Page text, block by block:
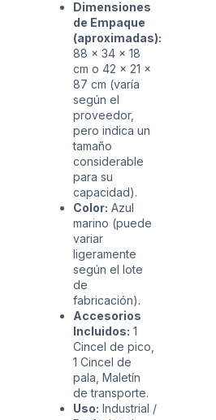
Dimensiones
de Empaque
(aproximadas):
88 x 34 x 18
cm o 42 x 21 x
87 cm (varía
según el
proveedor,
pero indica un
tamaño
considerable
para su
capacidad).
Color: Azul
marino (puede
variar
ligeramente
según el lote
de
fabricación).
Accesorios
Incluidos: 1
Cincel de pico,
1 Cincel de
pala, Maletín
de transporte.
Uso: Industrial /